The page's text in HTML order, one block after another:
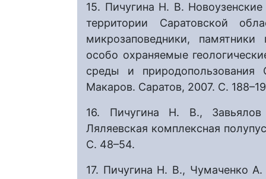
15. Пичугина Н. В.
территории Саратовской
микрозаповедники,
особо охраняемые
среды и
Макаров. Саратов, 2007. С.
16. Пичугина Н. В., Завьялов
Ляляевская комплексная
С. 48–54.
17. Пичугина Н. В., Чумаченко